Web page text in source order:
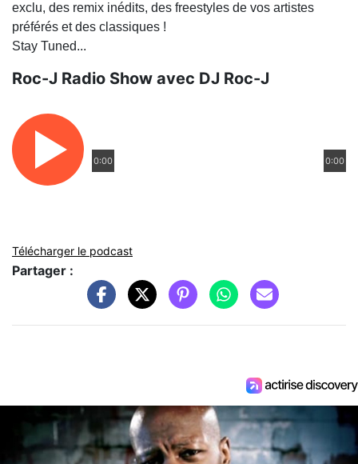
exclu, des remix inédits, des freestyles de vos artistes
préférés et des classiques !
Stay Tuned...
Roc-J Radio Show avec DJ Roc-J
0:00 0:00
Télécharger le podcast
Partager :